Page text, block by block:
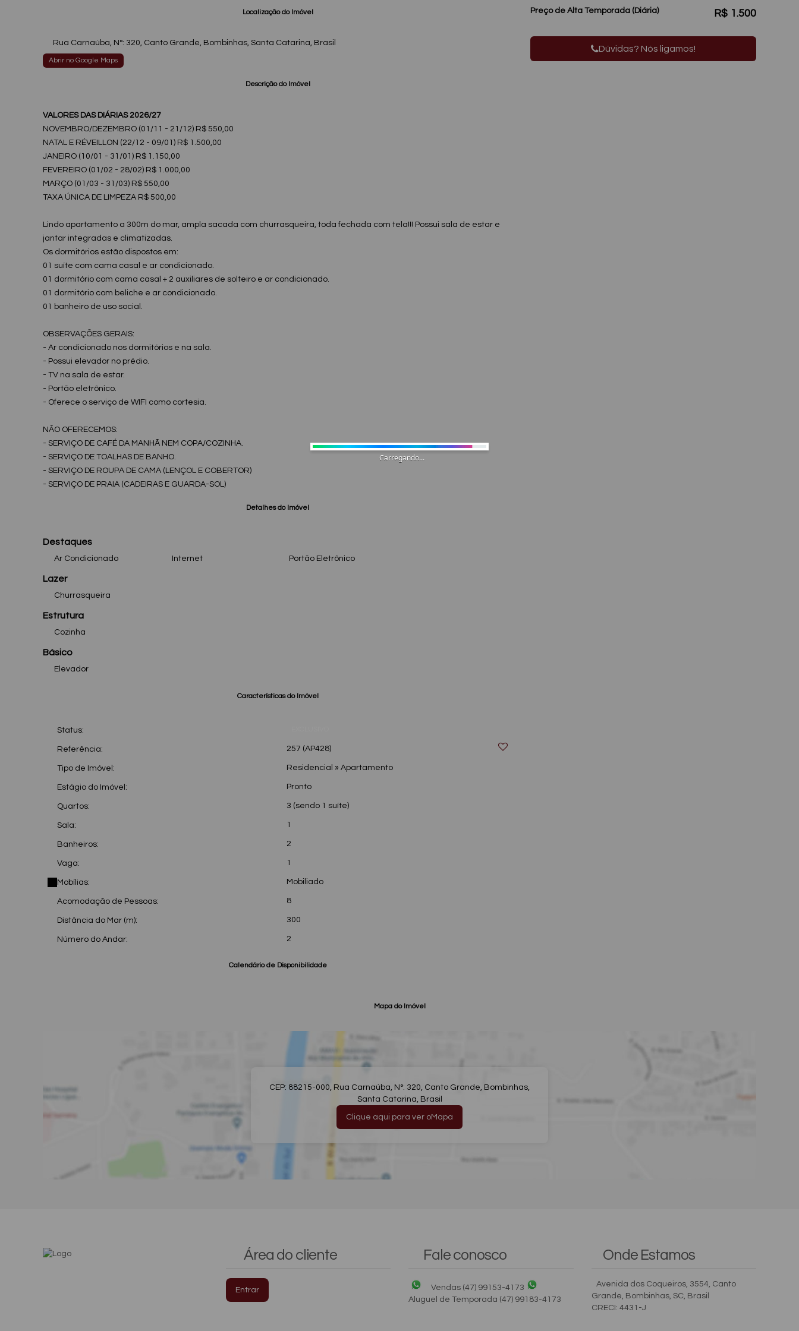
Localização do Imóvel
Rua Carnaúba, N°: 320, Canto Grande, Bombinhas, Santa Catarina, Brasil
Abrir no Google Maps
Descrição do Imóvel
VALORES DAS DIÁRIAS 2026/27
NOVEMBRO/DEZEMBRO (01/11 - 21/12) R$ 550,00
NATAL E RÉVEILLON (22/12 - 09/01) R$ 1.500,00
JANEIRO (10/01 - 31/01) R$ 1.150,00
FEVEREIRO (01/02 - 28/02) R$ 1.000,00
MARÇO (01/03 - 31/03) R$ 550,00
TAXA ÚNICA DE LIMPEZA R$ 500,00
Lindo apartamento a 300m do mar, ampla sacada com churrasqueira, toda fechada com tela!!! Possui sala de estar e
jantar integradas e climatizadas.
Os dormitórios estão dispostos em:
01 suíte com cama casal e ar condicionado.
01 dormitório com cama casal + 2 auxiliares de solteiro e ar condicionado.
01 dormitório com beliche e ar condicionado.
01 banheiro de uso social.
OBSERVAÇÕES GERAIS:
- Ar condicionado nos dormitórios e na sala.
- Possui elevador no prédio.
- TV na sala de estar.
- Portão eletrônico.
- Oferece o serviço de WIFI como cortesia.
NÃO OFERECEMOS:
- SERVIÇO DE CAFÉ DA MANHÃ NEM COPA/COZINHA.
- SERVIÇO DE TOALHAS DE BANHO.
- SERVIÇO DE ROUPA DE CAMA (LENÇOL E COBERTOR)
- SERVIÇO DE PRAIA (CADEIRAS E GUARDA-SOL)
Detalhes do Imóvel
Destaques
Ar Condicionado Internet Portão Eletrônico
Lazer
Churrasqueira
Estrutura
Cozinha
Básico
Elevador
Características do Imóvel
Status:
Referência: 257 (AP428)
Tipo de Imóvel: Residencial » Apartamento
Estágio do Imóvel: Pronto
Quartos: 3 (sendo 1 suíte)
Sala: 1
Banheiros: 2
Vaga: 1
Mobílias: Mobiliado
Acomodação de Pessoas: 8
Distância do Mar (m): 300
Número do Andar: 2
Calendário de Disponibilidade
R$ 1.500
Preço de Alta Temporada (Diária)
Dúvidas? Nós ligamos!
Mapa do Imóvel
CEP: 88215-000, Rua Carnaúba, N°: 320, Canto Grande, Bombinhas,
Santa Catarina, Brasil
Clique aqui para ver oMapa
Área do cliente
Entrar
Fale conosco
Vendas (47) 99153-4173
Aluguel de Temporada (47) 99183-4173
Onde Estamos
Avenida dos Coqueiros, 3554, Canto
Grande, Bombinhas, SC, Brasil
CRECI: 4431-J
Carregando...